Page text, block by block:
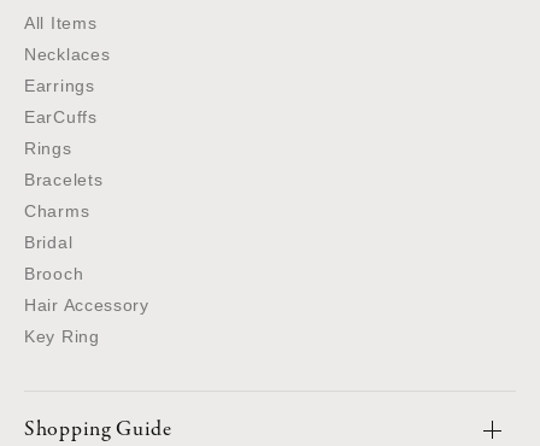
All Items
Necklaces
Earrings
EarCuffs
Rings
Bracelets
Charms
Bridal
Brooch
Hair Accessory
Key Ring
Shopping Guide